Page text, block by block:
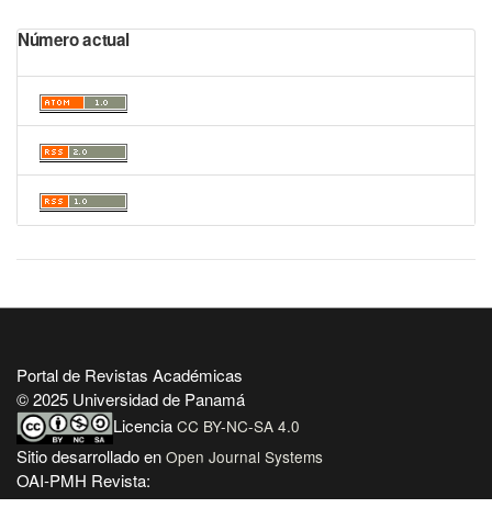
Número actual
Portal de Revistas Académicas
© 2025 Universidad de Panamá
Licencia CC BY-NC-SA 4.0
Sitio desarrollado en Open Journal Systems
OAI-PMH Revista: